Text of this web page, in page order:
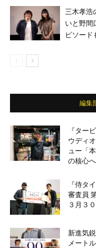
三木孝浩
いと野間
ピソード
編集
『ター
ウディ
ュー「
の核心へ
『侍タ
審査員
３月３
新進気
メート